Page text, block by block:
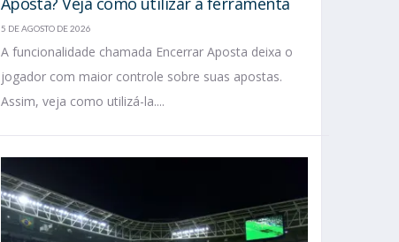
5 DE AGOSTO DE 2026
A funcionalidade chamada Encerrar Aposta deixa o
jogador com maior controle sobre suas apostas.
Assim, veja como utilizá-la....